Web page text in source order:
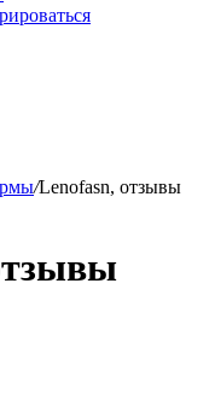
/Lenofasn, отзывы